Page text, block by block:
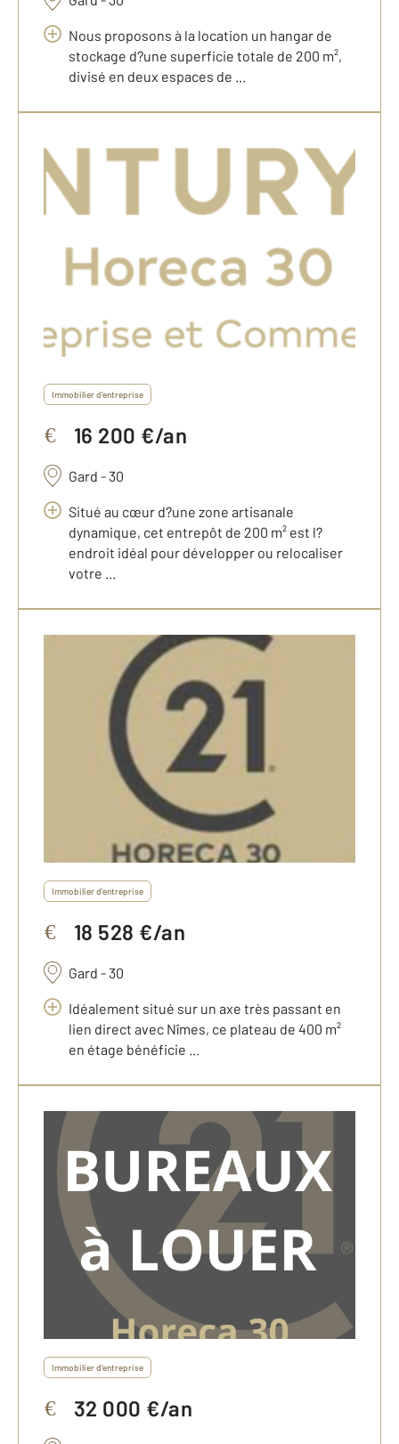
Nous proposons à la location un hangar de
stockage d?une superficie totale de 200 m²,
divisé en deux espaces de ...
Immobilier d'entreprise
€ 16 200 €/an
Gard - 30
Situé au cœur d?une zone artisanale
dynamique, cet entrepôt de 200 m² est l?
endroit idéal pour développer ou relocaliser
votre ...
Immobilier d'entreprise
€ 18 528 €/an
Gard - 30
Idéalement situé sur un axe très passant en
lien direct avec Nîmes, ce plateau de 400 m²
en étage bénéficie ...
Immobilier d'entreprise
€ 32 000 €/an